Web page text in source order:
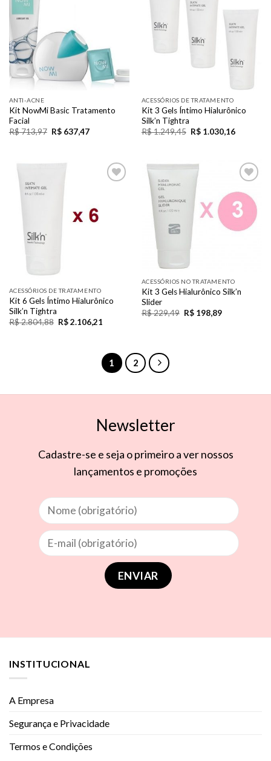
ANTI-ACNE
Kit NowMi Basic Tratamento
Facial
R$713,97 R$637,47
Wishlist
ACESSÓRIOS DE TRATAMENTO
Kit 3 Gels Íntimo Hialurônico
Silk’n Tightra
R$1.249,45 R$1.030,16
ACESSÓRIOS DE TRATAMENTO
Kit 6 Gels Íntimo Hialurônico
Silk’n Tightra
R$2.804,88 R$2.106,21
Wishlist
ACESSÓRIOS NO TRATAMENTO
Kit 3 Gels Hialurônico Silk’n
Slider
R$229,49 R$198,89
1 2
Newsletter
Cadastre-se e seja o primeiro a ver nossos
lançamentos e promoções
INSTITUCIONAL
A Empresa
Segurança e Privacidade
Termos e Condições